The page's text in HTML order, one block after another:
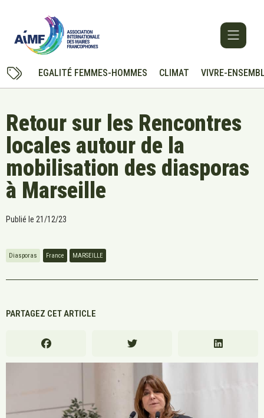
EGALITÉ FEMMES-HOMMES CLIMAT VIVRE-
Retour sur les Rencontres
locales autour de la
mobilisation des diasporas
à Marseille
Publié le 21/12/23
Diasporas France MARSEILLE
PARTAGEZ CET ARTICLE